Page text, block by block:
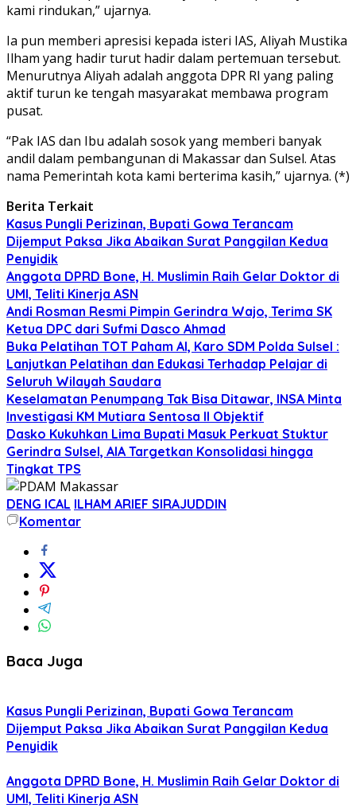
kami rindukan,” ujarnya.
Ia pun memberi apresisi kepada isteri IAS, Aliyah Mustika
Ilham yang hadir turut hadir dalam pertemuan tersebut.
Menurutnya Aliyah adalah anggota DPR RI yang paling
aktif turun ke tengah masyarakat membawa program
pusat.
“Pak IAS dan Ibu adalah sosok yang memberi banyak
andil dalam pembangunan di Makassar dan Sulsel. Atas
nama Pemerintah kota kami berterima kasih,” ujarnya. (*)
Berita Terkait
Kasus Pungli Perizinan, Bupati Gowa Terancam
Dijemput Paksa Jika Abaikan Surat Panggilan Kedua
Penyidik
Anggota DPRD Bone, H. Muslimin Raih Gelar Doktor di
UMI, Teliti Kinerja ASN
Andi Rosman Resmi Pimpin Gerindra Wajo, Terima SK
Ketua DPC dari Sufmi Dasco Ahmad
Buka Pelatihan TOT Paham AI, Karo SDM Polda Sulsel :
Lanjutkan Pelatihan dan Edukasi Terhadap Pelajar di
Seluruh Wilayah Saudara
Keselamatan Penumpang Tak Bisa Ditawar, INSA Minta
Investigasi KM Mutiara Sentosa II Objektif
Dasko Kukuhkan Lima Bupati Masuk Perkuat Stuktur
Gerindra Sulsel, AIA Targetkan Konsolidasi hingga
Tingkat TPS
DENG ICAL ILHAM ARIEF SIRAJUDDIN
Komentar
Baca Juga
Kasus Pungli Perizinan, Bupati Gowa Terancam
Dijemput Paksa Jika Abaikan Surat Panggilan Kedua
Penyidik
Anggota DPRD Bone, H. Muslimin Raih Gelar Doktor di
UMI, Teliti Kinerja ASN